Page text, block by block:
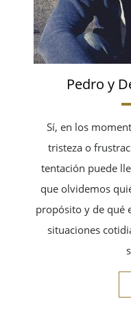
Pedro y
Sí, en los
tristeza o
tentación puede
que olvidemos
propósito y de qué
situaciones